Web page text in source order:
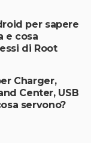
per sapere
e cosa
di Root
Charger,
Center, USB
servono?